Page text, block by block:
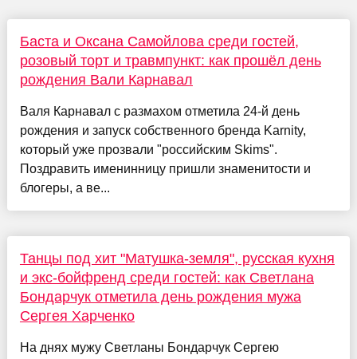
Баста и Оксана Самойлова среди гостей,
розовый торт и травмпункт: как прошёл день
рождения Вали Карнавал
Валя Карнавал с размахом отметила 24-й день
рождения и запуск собственного бренда Karnity,
который уже прозвали "российским Skims".
Поздравить именинницу пришли знаменитости и
блогеры, а ве...
Танцы под хит "Матушка-земля", русская кухня
и экс-бойфренд среди гостей: как Светлана
Бондарчук отметила день рождения мужа
Сергея Харченко
На днях мужу Светланы Бондарчук Сергею